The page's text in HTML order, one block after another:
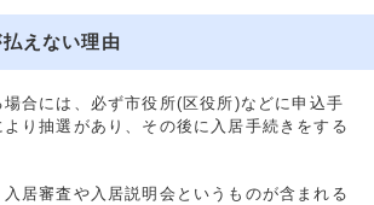
えない理由
合には、必ず市役所(区役所)などに申込手
り抽選があり、その後に入居手続きをする
居審査や入居説明会というものが含まれる